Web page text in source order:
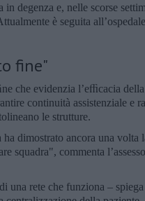
degenza e, nelle scorse
è seguita
fine"
che evidenzia l’eﬃcacia
continuità assistenziale e
le strutture.
dimostrato ancora una volta
squadra", commenta
una rete che funziona –